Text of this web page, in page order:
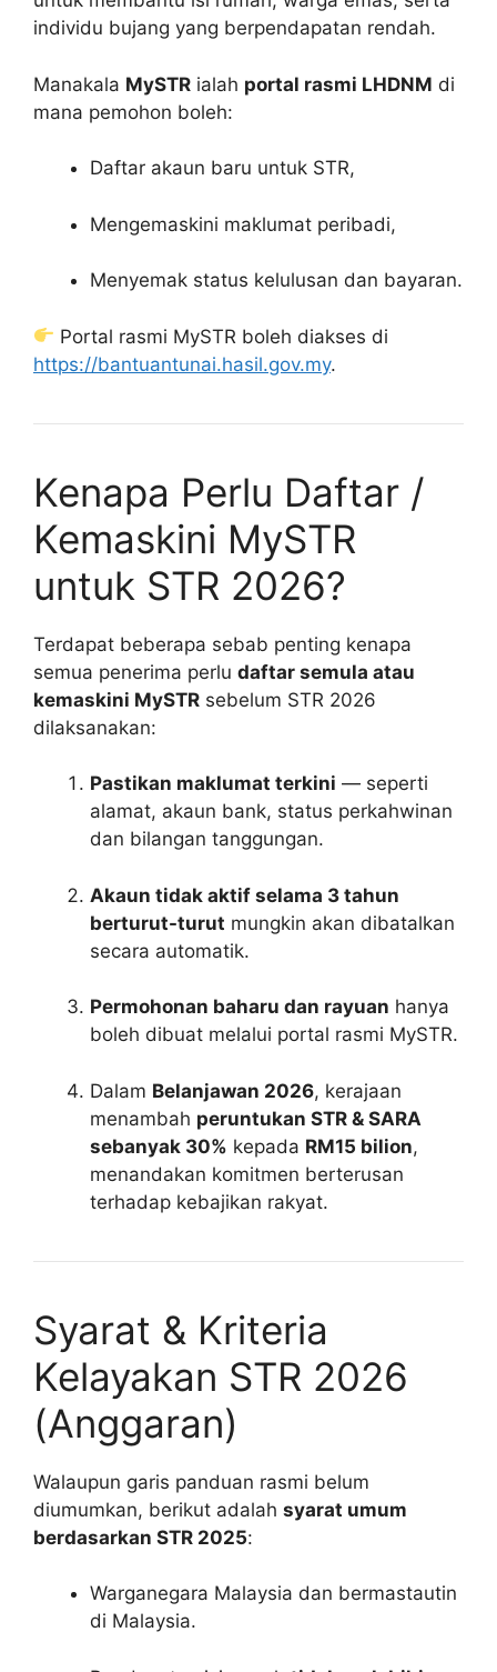
individu bujang yang berpendapatan rendah.
Manakala MySTR ialah portal rasmi LHDNM di
mana pemohon boleh:
Daftar akaun baru untuk STR,
Mengemaskini maklumat peribadi,
Menyemak status kelulusan dan bayaran.
Portal rasmi MySTR boleh diakses di
https://bantuantunai.hasil.gov.my.
Kenapa Perlu Daftar /
Kemaskini MySTR
untuk STR 2026?
Terdapat beberapa sebab penting kenapa
semua penerima perlu daftar semula atau
kemaskini MySTR sebelum STR 2026
dilaksanakan:
Pastikan maklumat terkini — seperti
alamat, akaun bank, status perkahwinan
dan bilangan tanggungan.
Akaun tidak aktif selama 3 tahun
berturut-turut mungkin akan dibatalkan
secara automatik.
Permohonan baharu dan rayuan hanya
boleh dibuat melalui portal rasmi MySTR.
Dalam Belanjawan 2026, kerajaan
menambah peruntukan STR & SARA
sebanyak 30% kepada RM15 bilion,
menandakan komitmen berterusan
terhadap kebajikan rakyat.
Syarat & Kriteria
Kelayakan STR 2026
(Anggaran)
Walaupun garis panduan rasmi belum
diumumkan, berikut adalah syarat umum
berdasarkan STR 2025:
Warganegara Malaysia dan bermastautin
di Malaysia.